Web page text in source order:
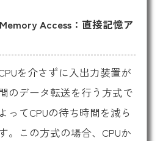
Access：直接記憶ア
を介さずに入出力装置が
のデータ転送を行う方式で
ってCPUの待ち時間を減ら
。この方式の場合、CPUか